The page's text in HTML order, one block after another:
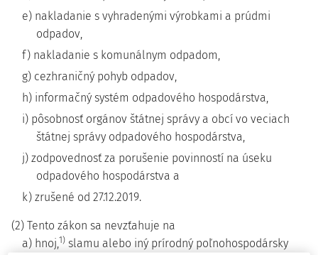
e) nakladanie s vyhradenými výrobkami a prúdmi
odpadov,
f) nakladanie s komunálnym odpadom,
g) cezhraničný pohyb odpadov,
h) informačný systém odpadového hospodárstva,
i) pôsobnosť orgánov štátnej správy a obcí vo veciach
štátnej správy odpadového hospodárstva,
j) zodpovednosť za porušenie povinností na úseku
odpadového hospodárstva a
k) zrušené od 27.12.2019.
(2) Tento zákon sa nevzťahuje na
a) hnoj,1) slamu alebo iný prírodný poľnohospodársky